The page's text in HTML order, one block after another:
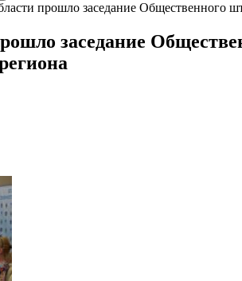
прошло заседание Общественного
заседание